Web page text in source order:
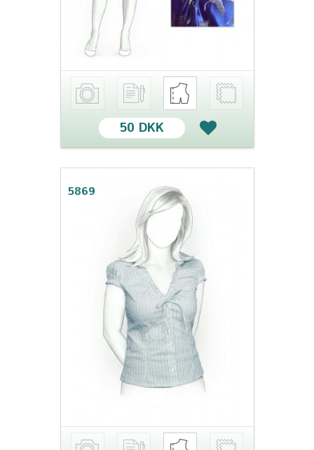
50 DKK
5869